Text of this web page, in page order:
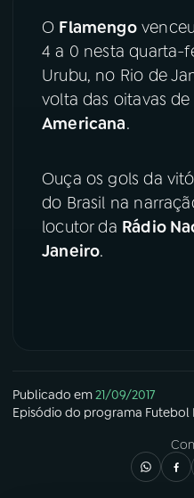
08 FESTIVAL DE
ACOMPANHE A RÁDIO
Instagram
TikTok
O Flamengo
4 a 0 nesta quarta-
Urubu, no Rio de
volta das oitavas
Americana.
Ouça os gols da
do Brasil na
locutor da Rádio
Janeiro.
Publicado em21/09/2017
Episódio do programa Futebol